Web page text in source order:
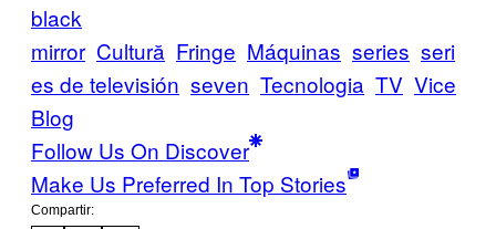
black
mirror Cultură Fringe Máquinas series seri
es de televisión seven Tecnologia TV Vice
Blog
Follow Us On Discover
Make Us Preferred In Top Stories
Compartir: